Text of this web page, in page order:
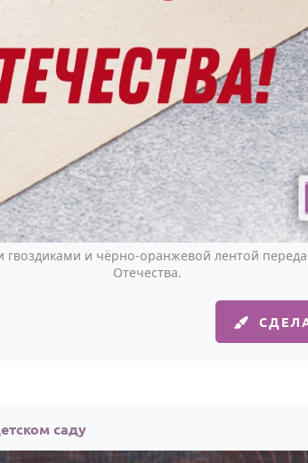
гвоздиками и чёрно-оранжевой лентой
Отечества.
саду